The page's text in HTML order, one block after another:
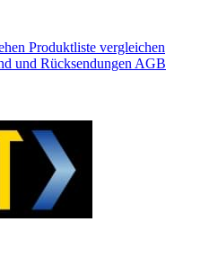
Produktliste vergleichen
und Rücksendungen AGB